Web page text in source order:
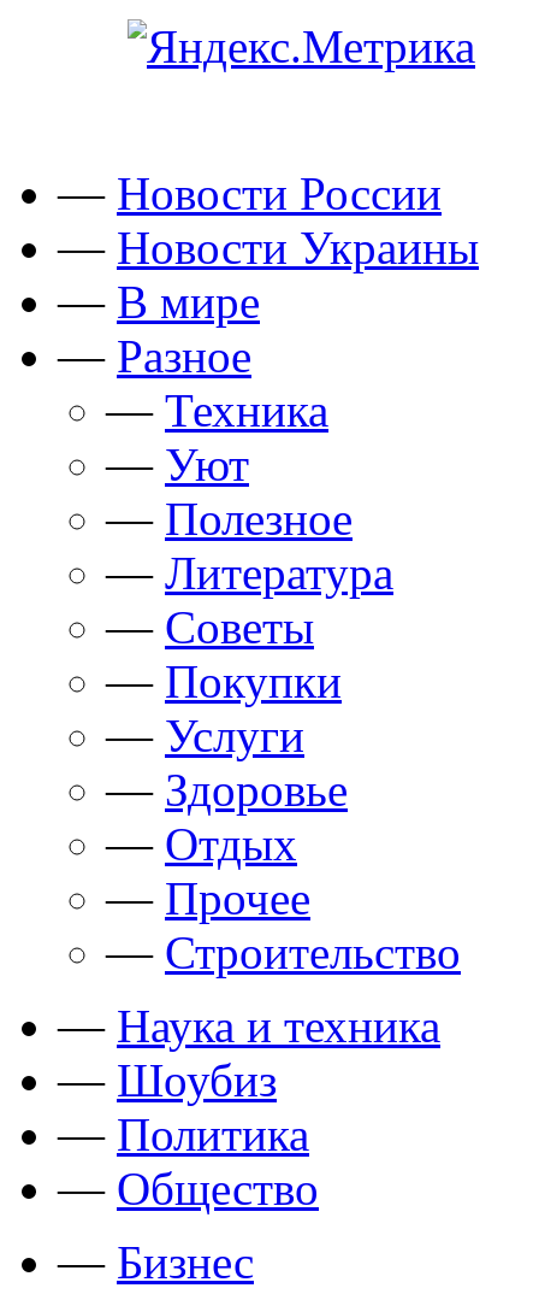
— Новости России
— Новости Украины
— В мире
— Разное
— Техника
— Уют
— Полезное
— Литература
— Советы
— Покупки
— Услуги
— Здоровье
— Отдых
— Прочее
— Строительство
— Наука и техника
— Шоубиз
— Политика
— Общество
— Бизнес